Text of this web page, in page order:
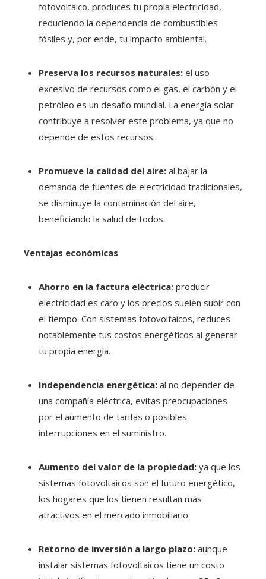
fotovoltaico, produces tu propia electricidad,
reduciendo la dependencia de combustibles
fósiles y, por ende, tu impacto ambiental.
Preserva los recursos naturales: el uso
excesivo de recursos como el gas, el carbón y el
petróleo es un desafío mundial. La energía solar
contribuye a resolver este problema, ya que no
depende de estos recursos.
Promueve la calidad del aire: al bajar la
demanda de fuentes de electricidad tradicionales,
se disminuye la contaminación del aire,
beneficiando la salud de todos.
Ventajas económicas
Ahorro en la factura eléctrica: producir
electricidad es caro y los precios suelen subir con
el tiempo. Con sistemas fotovoltaicos, reduces
notablemente tus costos energéticos al generar
tu propia energía.
Independencia energética: al no depender de
una compañía eléctrica, evitas preocupaciones
por el aumento de tarifas o posibles
interrupciones en el suministro.
Aumento del valor de la propiedad: ya que los
sistemas fotovoltaicos son el futuro energético,
los hogares que los tienen resultan más
atractivos en el mercado inmobiliario.
Retorno de inversión a largo plazo: aunque
instalar sistemas fotovoltaicos tiene un costo